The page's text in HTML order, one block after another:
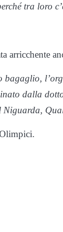
tra loro
arricchente
dalla